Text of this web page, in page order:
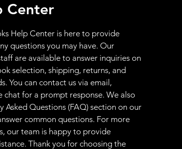
Center
Help Center is here to provide
questions you may have. Our
are available to answer inquiries on
selection, shipping, returns, and
You can contact us via email,
chat for a prompt response. We also
Asked Questions (FAQ) section on our
common questions. For more
our team is happy to provide
Thank you for choosing the